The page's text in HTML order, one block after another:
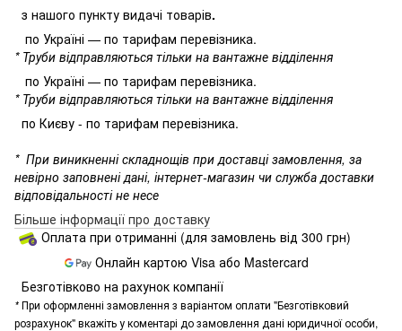
з нашого пункту видачі товарів.
по Україні — по тарифам перевізника.
* Труби відправляються тільки на вантажне відділення
по Україні — по тарифам перевізника.
* Труби відправляються тільки на вантажне відділення
по Києву - по тарифам перевізника.
*При виникненні складнощів при доставці замовлення, за
невірно заповнені дані, інтернет-магазин чи служба доставки
відповідальності не несе
Більше інформації про доставку
Оплата при отриманні (для замовлень від 300 грн)
Онлайн картою Visa або Mastercard
Безготівково на рахунок компанії
*При оформленні замовлення з варіантом оплати "Безготівковий
розрахунок" вкажіть у коментарі до замовлення дані юридичної особи,